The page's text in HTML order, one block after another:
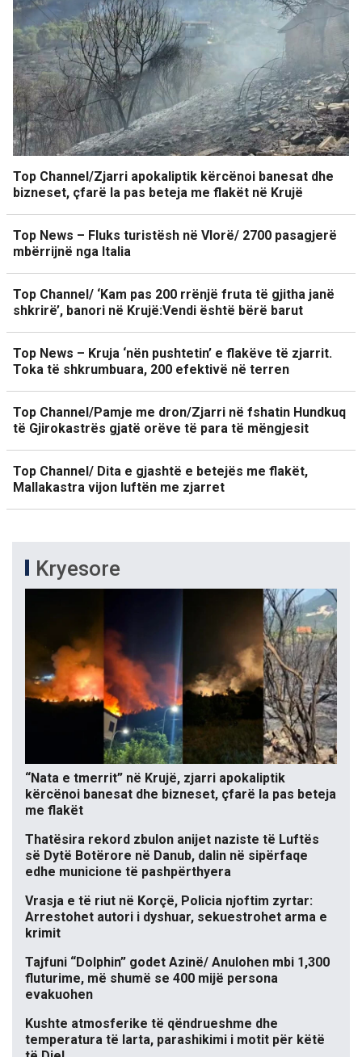
Top Channel/Zjarri apokaliptik kërcënoi banesat dhe
bizneset, çfarë la pas beteja me flakët në Krujë
Top News – Fluks turistësh në Vlorë/ 2700 pasagjerë
mbërrijnë nga Italia
Top Channel/ ‘Kam pas 200 rrënjë fruta të gjitha janë
shkrirë’, banori në Krujë:Vendi është bërë barut
Top News – Kruja ‘nën pushtetin’ e flakëve të zjarrit.
Toka të shkrumbuara, 200 efektivë në terren
Top Channel/Pamje me dron/Zjarri në fshatin Hundkuq
të Gjirokastrës gjatë orëve të para të mëngjesit
Top Channel/ Dita e gjashtë e betejës me flakët,
Mallakastra vijon luftën me zjarret
Kryesore
“Nata e tmerrit” në Krujë, zjarri apokaliptik
kërcënoi banesat dhe bizneset, çfarë la pas beteja
me flakët
Thatësira rekord zbulon anijet naziste të Luftës
së Dytë Botërore në Danub, dalin në sipërfaqe
edhe municione të pashpërthyera
Vrasja e të riut në Korçë, Policia njoftim zyrtar:
Arrestohet autori i dyshuar, sekuestrohet arma e
krimit
Tajfuni “Dolphin” godet Azinë/ Anulohen mbi 1,300
fluturime, më shumë se 400 mijë persona
evakuohen
Kushte atmosferike të qëndrueshme dhe
temperatura të larta, parashikimi i motit për këtë